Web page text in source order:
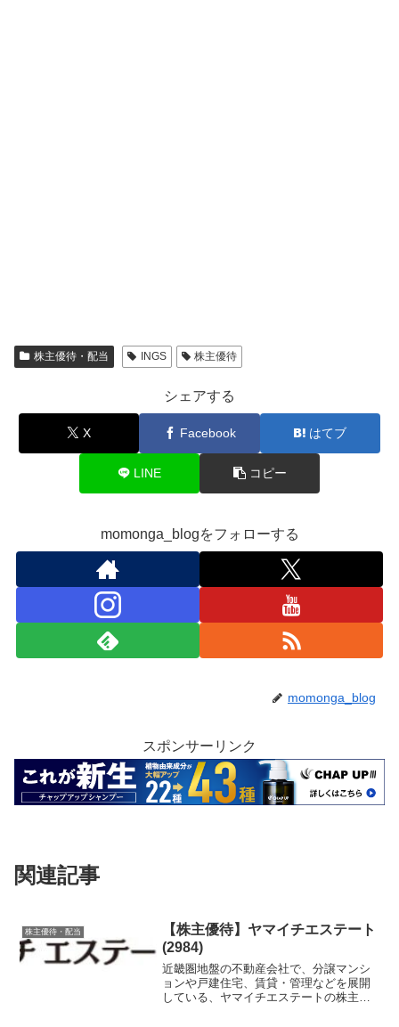
株主優待・配当 INGS 株主優待
シェアする
X Facebook はてブ
LINE コピー
momonga_blogをフォローする
momonga_blog
スポンサーリンク
関連記事
株主優待・配当
【株主優待】ヤマイチエステート
(2984)
近畿圏地盤の不動産会社で、分譲マンシ
ョンや戸建住宅、賃貸・管理などを展開
している、ヤマイチエステートの株主優